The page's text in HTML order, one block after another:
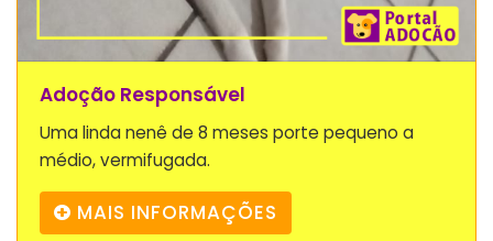
Adoção Responsável
Uma linda nenê de 8 meses porte pequeno a
médio, vermifugada.
MAIS INFORMAÇÕES